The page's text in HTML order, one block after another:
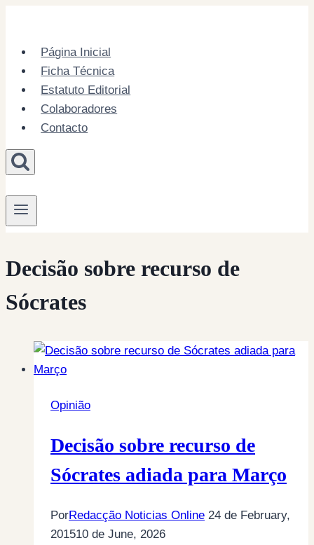
contentPágina Inicial
Ficha Técnica
Estatuto Editorial
Colaboradores
Contacto
Decisão sobre recurso de
Sócrates
Opinião
Decisão sobre recurso de
Sócrates adiada para Março
PorRedacção Noticias Online 24 de February,
201510 de June, 2026